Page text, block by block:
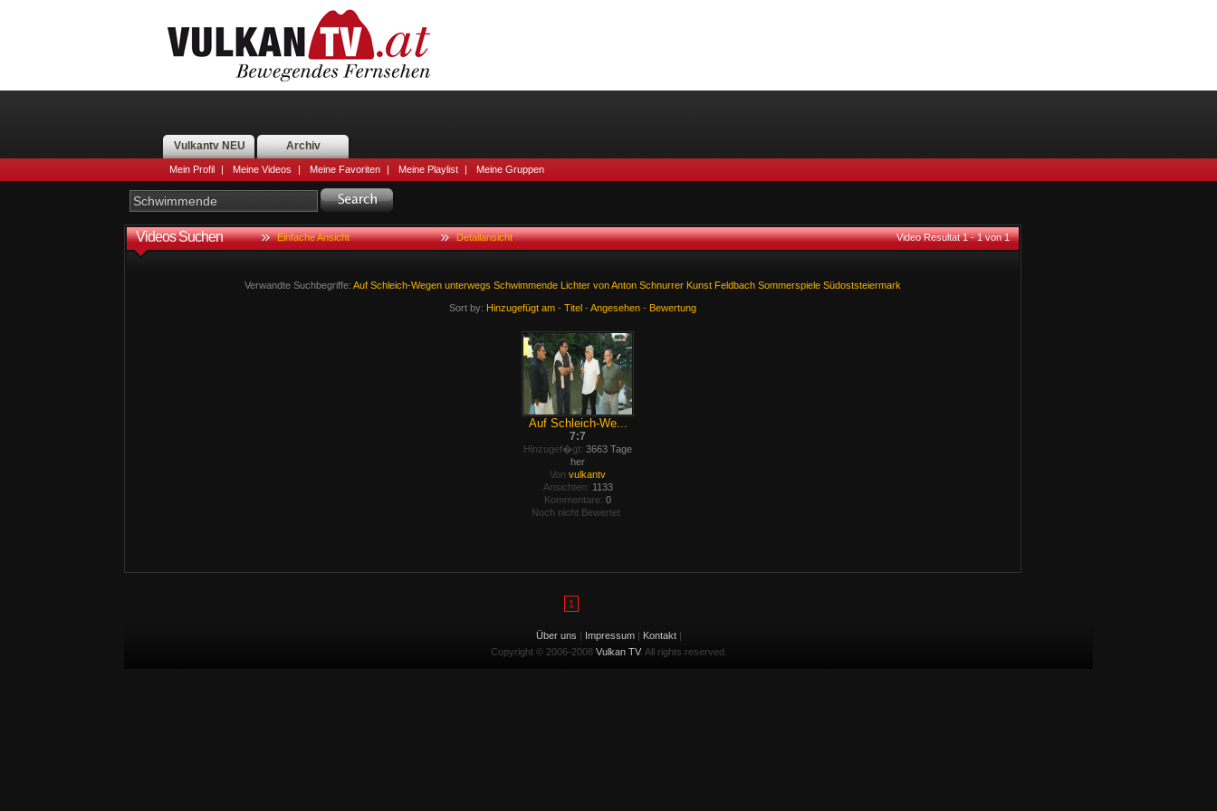
Vulkantv NEU Archiv
Mein Profil | Meine Videos | Meine Favoriten | Meine Playlist | Meine Gruppen
Videos Suchen Einfache Ansicht Detailansicht Video Resultat 1 - 1 von 1
Verwandte Suchbegriffe: Auf Schleich-Wegen unterwegs Schwimmende Lichter vonAnton Schnurrer Kunst Feldbach Sommerspiele Südoststeiermark
Sort by: Hinzugefügt am - Titel - Angesehen - Bewertung
Auf Schleich-We...
7:7
Hinzugef�gt: 3663 Tage
her
Von vulkantv
Ansichten: 1133
Kommentare: 0
Noch nicht Bewertet
1
Über uns | Impressum| Kontakt|
Copyright © 2006-2008 Vulkan TV. All rights reserved.